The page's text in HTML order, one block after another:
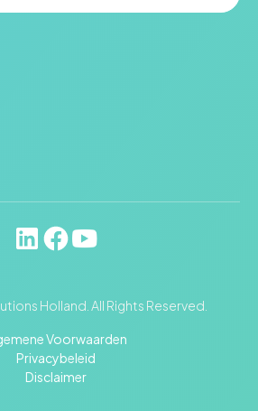
Voorwaarden
Privacybeleid
Disclaimer
Holland. All Rights Reserved.